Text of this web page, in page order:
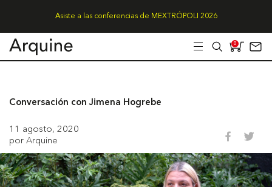
Asiste a las conferencias de MEXTRÓPOLI 2026
0
Conversación con Jimena Hogrebe
11 agosto, 2020
por Arquine